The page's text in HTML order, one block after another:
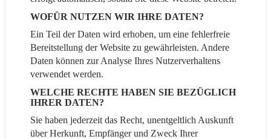
WOFÜR NUTZEN WIR IHRE DATEN?
Ein Teil der Daten wird erhoben, um eine fehlerfreie
Bereitstellung der Website zu gewährleisten. Andere
Daten können zur Analyse Ihres Nutzerverhaltens
verwendet werden.
WELCHE RECHTE HABEN SIE BEZÜGLICH
IHRER DATEN?
Sie haben jederzeit das Recht, unentgeltlich Auskunft
über Herkunft, Empfänger und Zweck Ihrer